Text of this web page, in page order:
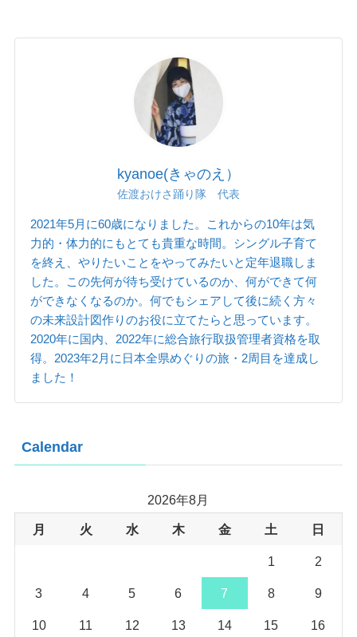
kyanoe(きゃのえ）
佐渡おけさ踊り隊 代表
2021年5月に60歳になりました。これからの10年は気
力的・体力的にもとても貴重な時間。シングル子育て
を終え、やりたいことをやってみたいと定年退職しま
した。この先何が待ち受けているのか、何ができて何
ができなくなるのか。何でもシェアして後に続く方々
の未来設計図作りのお役に立てたらと思っています。
2020年に国内、2022年に総合旅行取扱管理者資格を取
得。2023年2月に日本全県めぐりの旅・2周目を達成し
ました！
Calendar
2026年8月
月 火 水 木 金 土 日
1 2
3 4 5 6 7 8 9
10 11 12 13 14 15 16